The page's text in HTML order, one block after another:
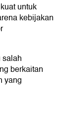
untuk
kebijakan
berkaitan
yang